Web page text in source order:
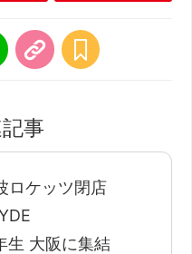
事
ロケッツ閉店
生 大阪に集結